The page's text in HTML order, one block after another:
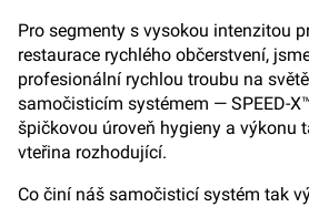
Pro segmenty s vysokou intenzitou
restaurace rychlého občerstvení,
profesionální rychlou troubu na
samočisticím systémem — SPEED-
špičkovou úroveň hygieny a výkonu
vteřina rozhodující.
Co činí náš samočisticí systém tak